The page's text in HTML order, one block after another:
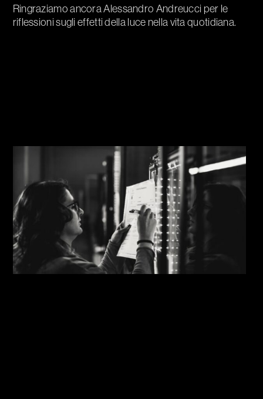
Ringraziamo ancora Alessandro Andreucci per le
riflessioni sugli effetti della luce nella vita quotidiana.